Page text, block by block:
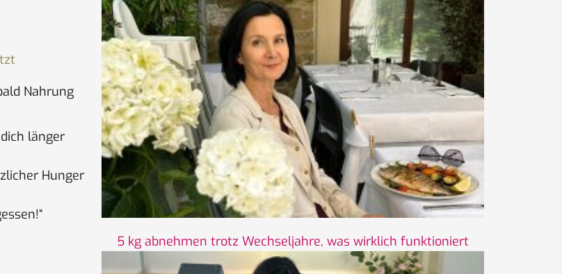
Nahrung
länger
Hunger
5 kg abnehmen trotz Wechseljahre, was wirklich funktioniert